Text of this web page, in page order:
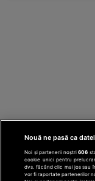
Nouă ne pasă ca
Noi și partenerii noștri606
cookie unici pentru
dvs. făcând clic mai jos sau
vor fi raportate partenerilor